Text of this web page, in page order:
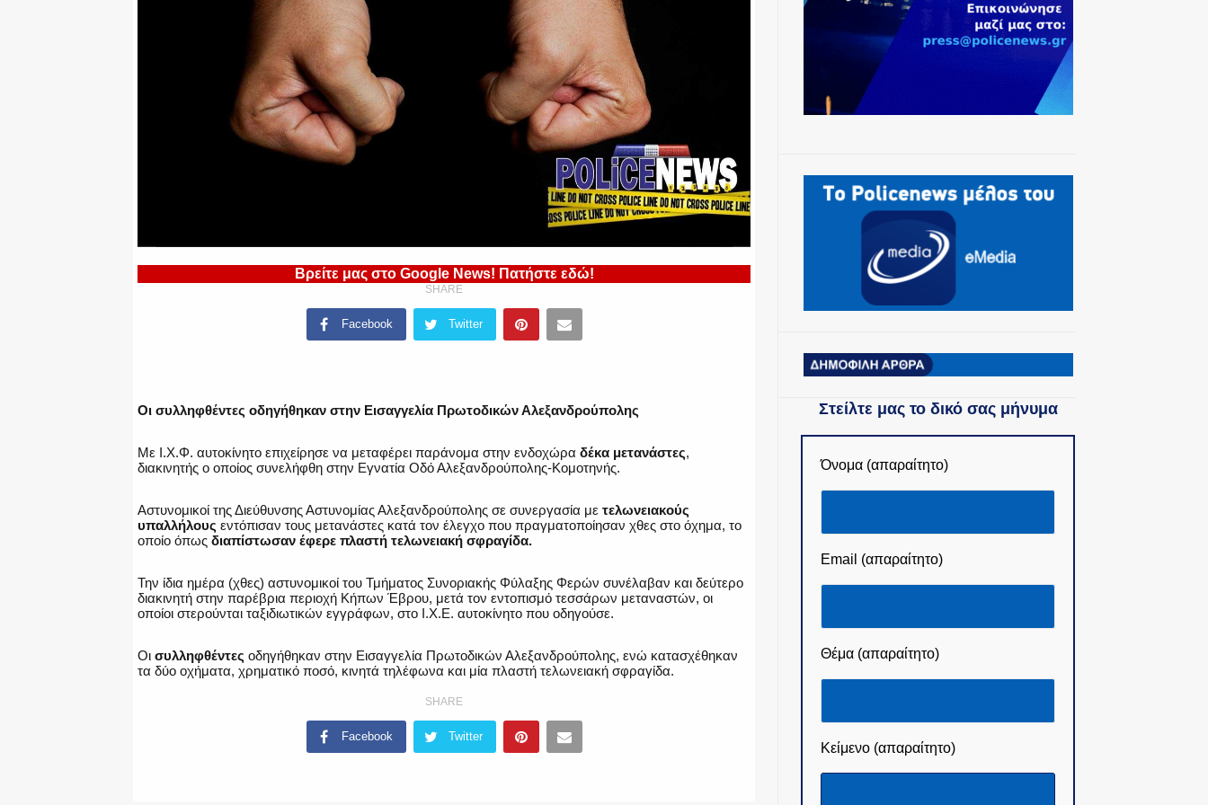
Βρείτε μας στο Google News! Πατήστε εδώ!
SHARE
Facebook Twitter
Οι συλληφθέντες οδηγήθηκαν στην Εισαγγελία Πρωτοδικών Αλεξανδρούπολης
Με Ι.Χ.Φ. αυτοκίνητο επιχείρησε να μεταφέρει παράνομα στην ενδοχώρα δέκα μετανάστες,
διακινητής ο οποίος συνελήφθη στην Εγνατία Οδό Αλεξανδρούπολης-Κομοτηνής.
Αστυνομικοί της Διεύθυνσης Αστυνομίας Αλεξανδρούπολης σε συνεργασία με τελωνειακούς
υπαλλήλους εντόπισαν τους μετανάστες κατά τον έλεγχο που πραγματοποίησαν χθες στο όχημα, το
οποίο όπως διαπίστωσαν έφερε πλαστή τελωνειακή σφραγίδα.
Την ίδια ημέρα (χθες) αστυνομικοί του Τμήματος Συνοριακής Φύλαξης Φερών συνέλαβαν και δεύτερο
διακινητή στην παρέβρια περιοχή Κήπων Έβρου, μετά τον εντοπισμό τεσσάρων μεταναστών, οι
οποίοι στερούνται ταξιδιωτικών εγγράφων, στο Ι.Χ.Ε. αυτοκίνητο που οδηγούσε.
Οι συλληφθέντες οδηγήθηκαν στην Εισαγγελία Πρωτοδικών Αλεξανδρούπολης, ενώ κατασχέθηκαν
τα δύο οχήματα, χρηματικό ποσό, κινητά τηλέφωνα και μία πλαστή τελωνειακή σφραγίδα.
SHARE
Facebook Twitter
Στείλτε μας το δικό σας μήνυμα
Όνομα (απαραίτητο)
Email (απαραίτητο)
Θέμα (απαραίτητο)
Κείμενο (απαραίτητο)